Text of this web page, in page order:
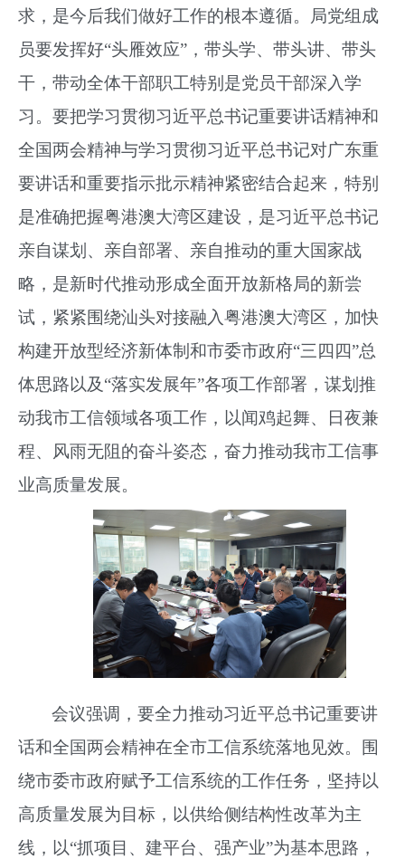
求，是今后我们做好工作的根本遵循。局党组成
员要发挥好“头雁效应”，带头学、带头讲、带头
干，带动全体干部职工特别是党员干部深入学
习。要把学习贯彻习近平总书记重要讲话精神和
全国两会精神与学习贯彻习近平总书记对广东重
要讲话和重要指示批示精神紧密结合起来，特别
是准确把握粤港澳大湾区建设，是习近平总书记
亲自谋划、亲自部署、亲自推动的重大国家战
略，是新时代推动形成全面开放新格局的新尝
试，紧紧围绕汕头对接融入粤港澳大湾区，加快
构建开放型经济新体制和市委市政府“三四四”总
体思路以及“落实发展年”各项工作部署，谋划推
动我市工信领域各项工作，以闻鸡起舞、日夜兼
程、风雨无阻的奋斗姿态，奋力推动我市工信事
业高质量发展。
会议强调，要全力推动习近平总书记重要讲
话和全国两会精神在全市工信系统落地见效。围
绕市委市政府赋予工信系统的工作任务，坚持以
高质量发展为目标，以供给侧结构性改革为主
线，以“抓项目、建平台、强产业”为基本思路，